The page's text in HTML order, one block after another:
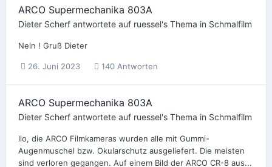
ARCO Supermechanika 803A
Dieter Scherf antwortete auf ruessel's Thema in Schmalfilm
Nein ! Gruß Dieter
26. Juni 2023 140 Antworten
ARCO Supermechanika 803A
Dieter Scherf antwortete auf ruessel's Thema in Schmalfilm
llo, die ARCO Filmkameras wurden alle mit Gummi-
Augenmuschel bzw. Okularschutz ausgeliefert. Die meisten
sind verloren gegangen. Auf einem Bild der ARCO CR-8 aus...